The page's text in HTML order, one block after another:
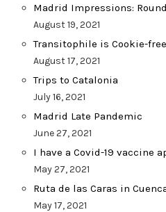
Madrid Impressions:
August 19, 2021
Transitophile is Cookie-free
August 17, 2021
Trips to Catalonia
July 16, 2021
Madrid Late Pandemic
June 27, 2021
I have a Covid-19 vaccine
May 27, 2021
Ruta de las Caras in
May 17, 2021